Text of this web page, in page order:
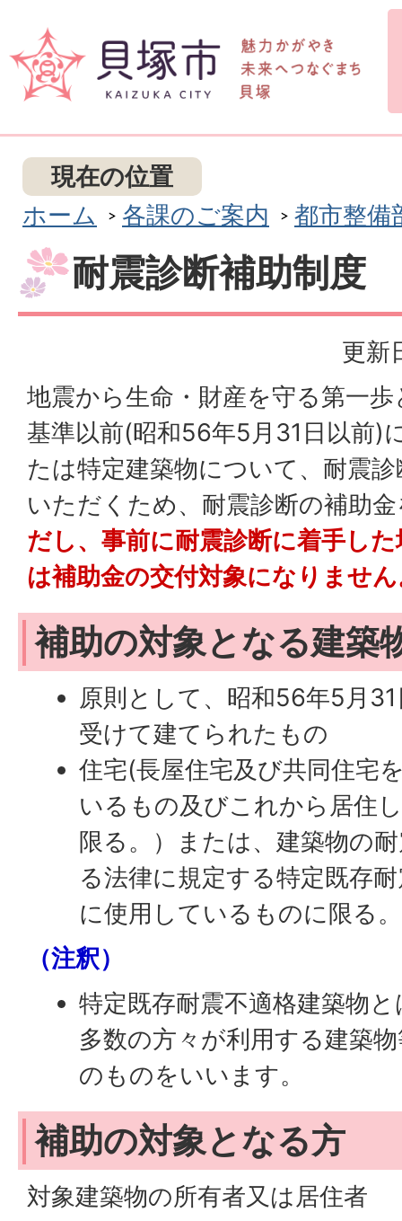
現在の位置
ホーム
各課のご案内 都市整備
耐震診断補助制度
更新
地震から生命・財産を守る第一
基準以前(昭和56年5月31日以前)
たは特定建築物について、耐震
いただくため、耐震診断の補助
だし、事前に耐震診断に着手し
は補助金の交付対象になりませ
補助の対象となる建築
原則として、昭和56年5月
受けて建てられたもの
住宅(長屋住宅及び共同住宅
いるもの及びこれから居住
限る。）または、建築物の
る法律に規定する特定既存
に使用しているものに限る
（注釈）
特定既存耐震不適格建築物
多数の方々が利用する建築
のものをいいます。
補助の対象となる方
対象建築物の所有者又は居住者